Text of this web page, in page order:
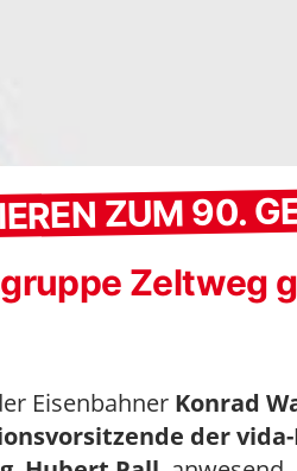
ZUM 90.
Zeltweg
Eisenbahner Konrad
der